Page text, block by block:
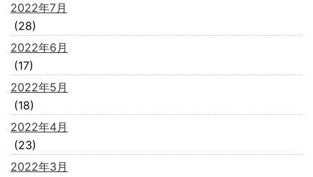
2022年7月
(28)
2022年6月
(17)
2022年5月
(18)
2022年4月
(23)
2022年3月